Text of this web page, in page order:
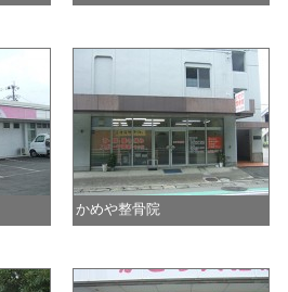
かめや整骨院